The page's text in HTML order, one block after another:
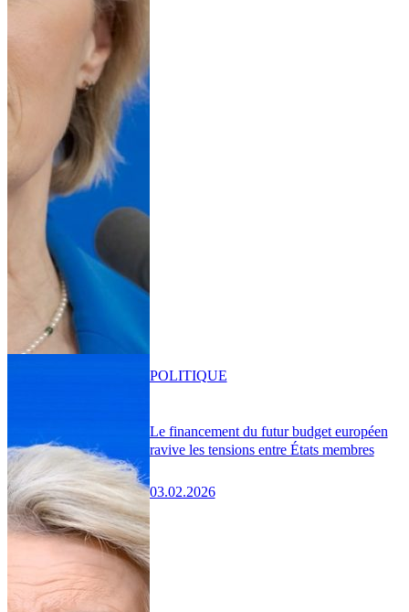
Le financement du futur budget européen
ravive les tensions entre États membres
03.02.2026
POLITIQUE